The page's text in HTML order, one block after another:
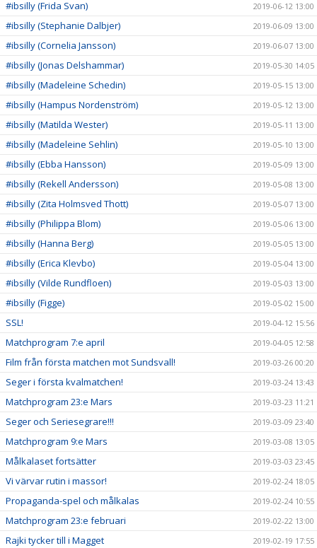
#ibsilly (Frida Svan) 2019-06-12 13:00
#ibsilly (Stephanie Dalbjer) 2019-06-09 13:00
#ibsilly (Cornelia Jansson) 2019-06-07 13:00
#ibsilly (Jonas Delshammar) 2019-05-30 14:05
#ibsilly (Madeleine Schedin) 2019-05-15 13:00
#ibsilly (Hampus Nordenström) 2019-05-12 13:00
#ibsilly (Matilda Wester) 2019-05-11 13:00
#ibsilly (Madeleine Sehlin) 2019-05-10 13:00
#ibsilly (Ebba Hansson) 2019-05-09 13:00
#ibsilly (Rekell Andersson) 2019-05-08 13:00
#ibsilly (Zita Holmsved Thott) 2019-05-07 13:00
#ibsilly (Philippa Blom) 2019-05-06 13:00
#ibsilly (Hanna Berg) 2019-05-05 13:00
#ibsilly (Erica Klevbo) 2019-05-04 13:00
#ibsilly (Vilde Rundfloen) 2019-05-03 13:00
#ibsilly (Figge) 2019-05-02 15:00
SSL! 2019-04-12 15:56
Matchprogram 7:e april 2019-04-05 12:58
Film från första matchen mot Sundsvall! 2019-03-26 00:20
Seger i första kvalmatchen! 2019-03-24 13:43
Matchprogram 23:e Mars 2019-03-23 11:21
Seger och Seriesegrare!!! 2019-03-09 23:40
Matchprogram 9:e Mars 2019-03-08 13:05
Målkalaset fortsätter 2019-03-03 23:45
Vi värvar rutin i massor! 2019-02-24 18:05
Propaganda-spel och målkalas 2019-02-24 10:55
Matchprogram 23:e februari 2019-02-22 13:00
Rajki tycker till i Magget 2019-02-19 17:55